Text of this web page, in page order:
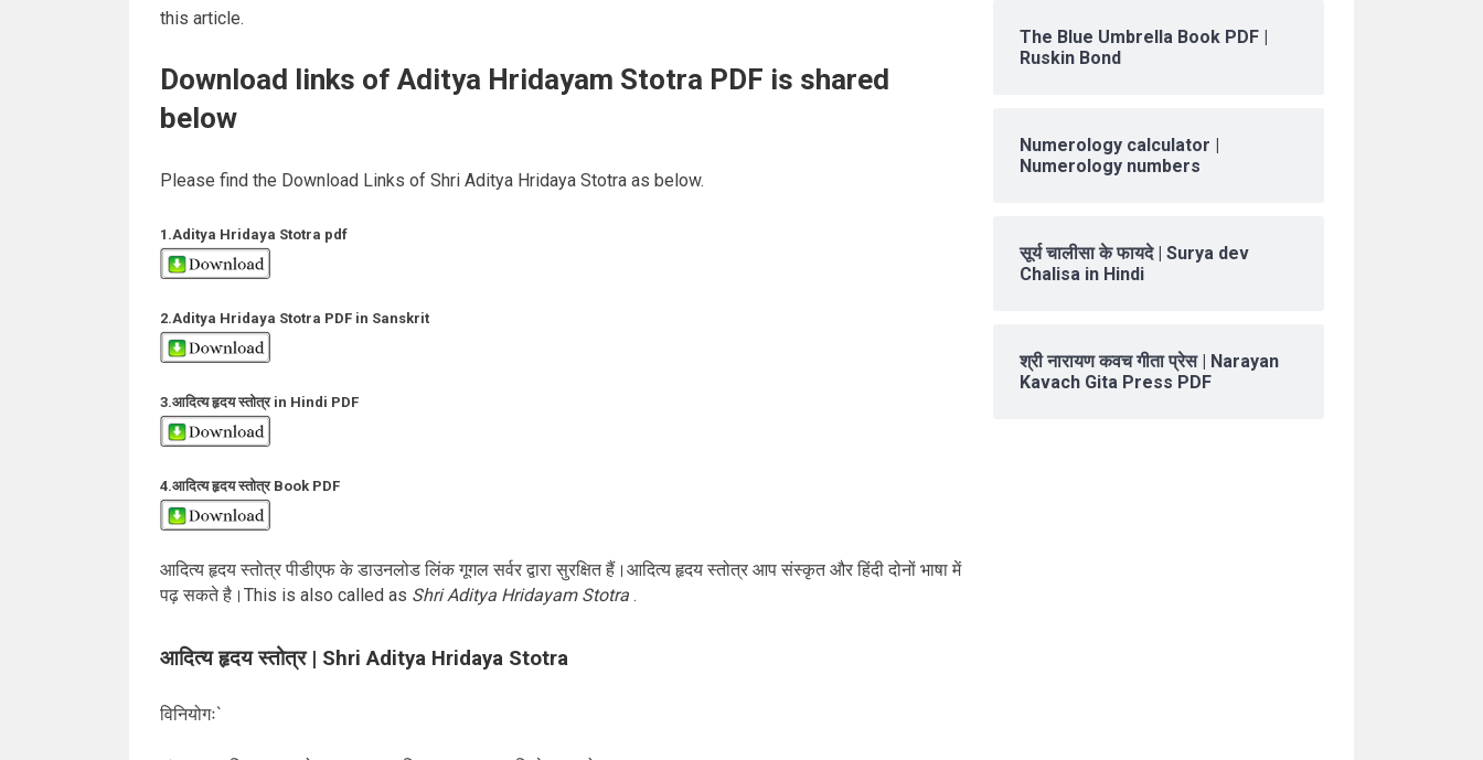
this article.
Download links of Aditya Hridayam Stotra PDF is shared
below
Please find the Download Links of Shri Aditya Hridaya Stotra as below.
1.Aditya Hridaya Stotra pdf
2.Aditya Hridaya Stotra PDF in Sanskrit
3.आदित्य हृदय स्तोत्र in Hindi PDF
4.आदित्य हृदय स्तोत्र Book PDF
आदित्य हृदय स्तोत्र पीडीएफ के डाउनलोड लिंक गूगल सर्वर द्वारा सुरक्षित हैं।आदित्य हृदय स्तोत्र आप संस्कृत और हिंदी दोनों भाषा में
पढ़ सकते है।This is also called as Shri Aditya Hridayam Stotra.
आदित्य हृदय स्तोत्र | Shri Aditya Hridaya Stotra
विनियोगः`
The Blue Umbrella Book PDF |
Ruskin Bond
Numerology calculator |
Numerology numbers
सूर्य चालीसा के फायदे | Surya dev
Chalisa in Hindi
श्री नारायण कवच गीता प्रेस | Narayan
Kavach Gita Press PDF